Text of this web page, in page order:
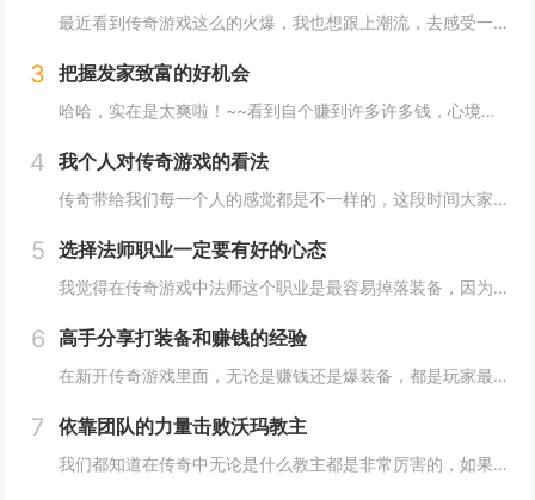
最近看到传奇游戏这么的火爆，我也想跟上潮流，去感受一下游戏的乐趣。但是也不知道为什么，不管我怎么玩，都很难强大起来，这样自然也就无法体验到游戏的乐趣，所以在我自己尝试了几天以后，我发现我对于这款游戏真的没有感觉，于是就想要放弃。也就是这个...
3 把握发家致富的好机会
哈哈，实在是太爽啦！~~看到自个赚到许多许多钱，心境是反常的高兴啊。。尽管这些钱，仅仅在新开传奇私服中，才干运用，但也不错啦。。在传奇的国际，能实现变成百万富翁的梦也很赞！~~嘿嘿，通知我们个发财致富的秘密哦，错过了这个时机，你会很惋惜的！...
4 我个人对传奇游戏的看法
传奇带给我们每一个人的感觉都是不一样的，这段时间大家都在不断的争论平衡点这个问题，我觉得传奇对于这个问题设定的就非常合理，每个职业都相互克制，每个职业又能互相弥补，这是传奇里面做的非常完美的表现，暂时这个职业是传奇，里面一个近战强大的职业...
5 选择法师职业一定要有好的心态
我觉得在传奇游戏中法师这个职业是最容易掉落装备，因为法师这个职业比较脆弱，所以在游戏中经常死亡。但是在这里我并不是说法师职业不厉害，法师最厉害的技能就是魔法技能，但是这个职业本身也存在着许多的缺点。血比较少就是法师最大的致命弱点。无论是在...
6 高手分享打装备和赚钱的经验
在新开传奇游戏里面，无论是赚钱还是爆装备，都是玩家最为关心的话题，是玩家讨论的最多的一个话题，有哪些地方是比较容易赚钱和打装备的呢？记得我在这里就和大家一起分享一下打装备和赚钱的一些游戏心得，希望能够帮助大家在传奇中快速的成长。...
7 依靠团队的力量击败沃玛教主
我们都知道在传奇中无论是什么教主都是非常厉害的，如果我们在游戏中想要单挑教主的话，结局是非常凄凉的。我现在的等级已经达到了30级。我在游戏中选择的是法师职业，不过以我的能力还是没有办法单挑教主，因为这个破事实在是太厉害了，所以想要成功的击...